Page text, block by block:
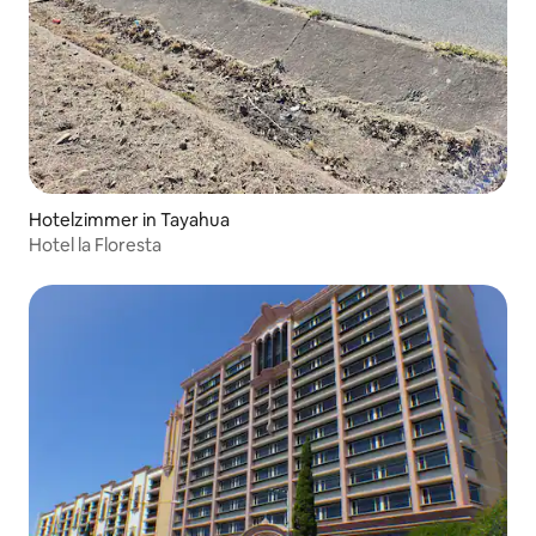
Hotelzimmer in Tayahua
Hotel la Floresta